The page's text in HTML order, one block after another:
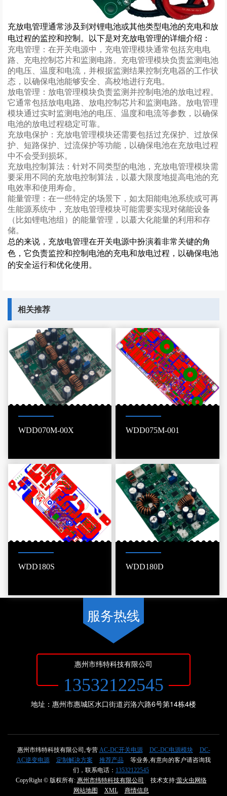
充放电管理通常涉及到对锂电池或其他类型电池的充电和放
电过程的监控和控制。以下是对充放电管理的详细介绍：
充电管理：在开关电源中，充电管理模块通常包括充电电
路、充电控制芯片和监测电路。充电管理模块负责监测电池
的电压、温度和电流，并根据监测结果控制充电器的工作状
态，以确保电池能够安全、高校地进行充电。
放电管理：放电管理模块负责监测并控制电池的放电过程。
它通常包括放电电路、放电控制芯片和监测电路。放电管理
模块通过实时监测电池的电压、温度和电流等参数，以确保
电池的放电过程稳定可靠。
充放电保护：充放电管理模块还需要包括过充保护、过放保
护、短路保护、过流保护等功能，以确保电池在充放电过程
中不会受到损坏。
充放电控制算法：针对不同类型的电池，充放电管理模块需
要采用不同的充放电控制算法，以蕞大限度地提高电池的充
电效率和使用寿命。
能量管理：在一些特定的场景下，如太阳能电池系统或可再
生能源系统中，充放电管理模块可能需要实现对储能设备
（比如锂电池组）的能量管理，以蕞大化能量的利用和存
储。
总的来说，充放电管理在开关电源中扮演着非常关键的角
色，它负责监控和控制电池的充电和放电过程，以确保电池
的安全运行和优化使用。
相关推荐
WDD070M-00X WDD075M-001
WDD180S WDD180D
服务热线
惠州市纬特科技有限公司
13532122545
地址：惠州市惠城区水口街道岃洛六路6号第14栋4楼
惠州市纬特科技有限公司,专营 AC-DC开关电源 DC-DC电源模块
DC-
AC逆变电源
定制解决方案 推荐产品
等业务,有意向的客户请咨询我
们，联系电话： 13532122545
CopyRight © 版权所有: 惠州市纬特科技有限公司 技术支持:萤火虫网络
网站地图
XML 商情信息